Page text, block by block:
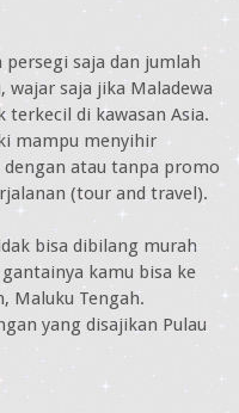
persegi saja dan jumlah
wajar saja jika Maladewa
terkecil di kawasan Asia.
mampu menyihir
atau tanpa promo
(tour and travel).
bisa dibilang murah
kamu bisa ke
Maluku Tengah.
yang disajikan Pulau